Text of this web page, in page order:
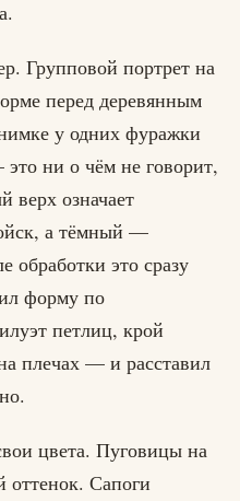
Групповой портрет на
перед деревянным
у одних фуражки
ни о чём не говорит,
верх означает
а тёмный —
обработки это сразу
форму по
петлиц, крой
плечах — и расставил
цвета. Пуговицы на
Сапоги